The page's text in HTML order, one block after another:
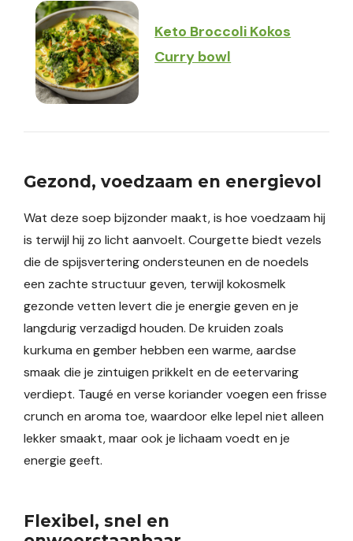
Keto Broccoli Kokos
Curry bowl
Gezond, voedzaam en energievol
Wat deze soep bijzonder maakt, is hoe voedzaam hij
is terwijl hij zo licht aanvoelt. Courgette biedt vezels
die de spijsvertering ondersteunen en de noedels
een zachte structuur geven, terwijl kokosmelk
gezonde vetten levert die je energie geven en je
langdurig verzadigd houden. De kruiden zoals
kurkuma en gember hebben een warme, aardse
smaak die je zintuigen prikkelt en de eetervaring
verdiept. Taugé en verse koriander voegen een frisse
crunch en aroma toe, waardoor elke lepel niet alleen
lekker smaakt, maar ook je lichaam voedt en je
energie geeft.
Flexibel, snel en